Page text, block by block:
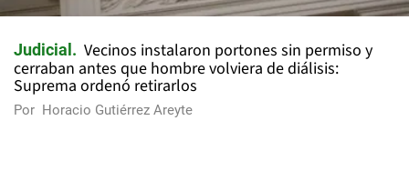
Judicial
Vecinos instalaron portones sin permiso y
cerraban antes que hombre volviera de diálisis:
Suprema ordenó retirarlos
Por Horacio Gutiérrez Areyte